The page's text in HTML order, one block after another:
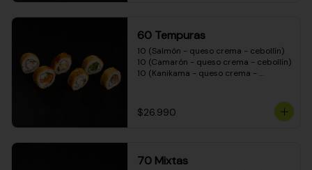
60 Tempuras
10 (Salmón - queso crema - cebollín)
10 (Camarón - queso crema - cebollín)
10 (Kanikama - queso crema -
crema - cebollín) 10 (Carne - queso
crema - cebollín)
$26.990
70 Mixtas